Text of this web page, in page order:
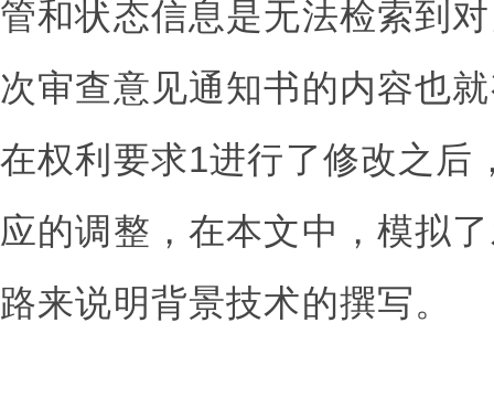
管和状态信息是无法检索到
次审查意见通知书的内容也
在权利要求1进行了修改之后
应的调整，在本文中，模拟
路来说明背景技术的撰写。